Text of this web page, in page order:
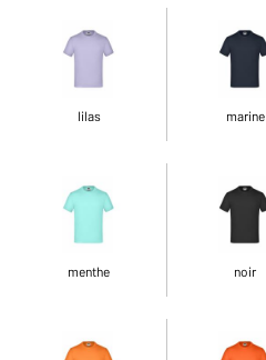
lilas marine
menthe noir